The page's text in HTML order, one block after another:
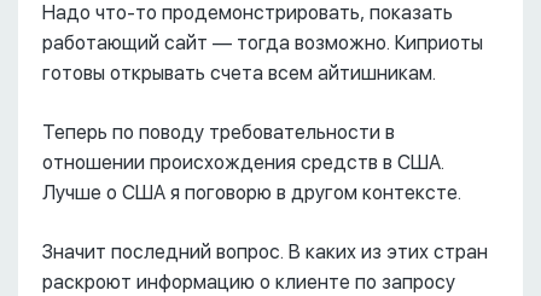
Надо что-то продемонстрировать, показать
работающий сайт –– тогда возможно. Киприоты
готовы открывать счета всем айтишникам.
Теперь по поводу требовательности в
отношении происхождения средств в США.
Лучше о США я поговорю в другом контексте.
Значит последний вопрос. В каких из этих стран
раскроют информацию о клиенте по запросу